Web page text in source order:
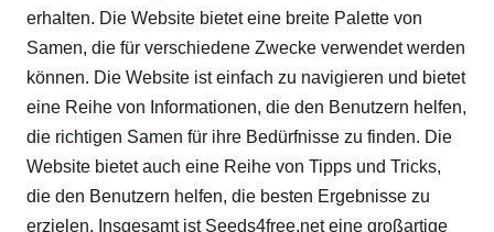
erhalten. Die Website bietet eine breite Palette von
Samen, die für verschiedene Zwecke verwendet werden
können. Die Website ist einfach zu navigieren und bietet
eine Reihe von Informationen, die den Benutzern helfen,
die richtigen Samen für ihre Bedürfnisse zu finden. Die
Website bietet auch eine Reihe von Tipps und Tricks,
die den Benutzern helfen, die besten Ergebnisse zu
erzielen. Insgesamt ist Seeds4free.net eine großartige